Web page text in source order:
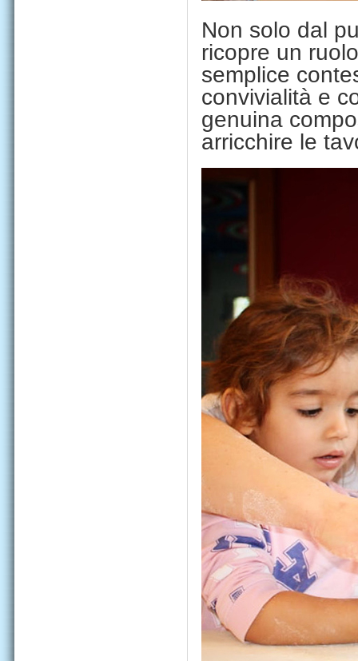
Non solo dal
ricopre un
semplice
convivialità e
genuina
arricchire le